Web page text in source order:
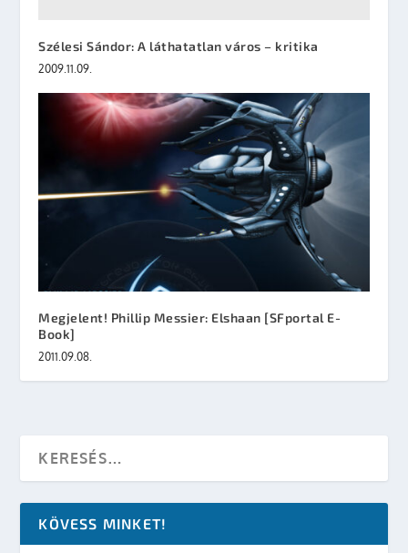
Szélesi Sándor: A láthatatlan város – kritika
2009.11.09.
Megjelent! Phillip Messier: Elshaan [SFportal E-
Book]
2011.09.08.
KÖVESS MINKET!